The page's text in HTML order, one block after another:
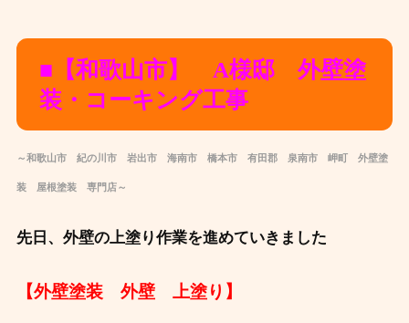
■【和歌山市】 A様邸 外壁塗
装・コーキング工事
～和歌山市 紀の川市 岩出市 海南市 橋本市 有田郡 泉南市 岬町 外壁塗
装 屋根塗装 専門店～
先日、外壁の上塗り作業を進めていきました
【外壁塗装 外壁 上塗り】